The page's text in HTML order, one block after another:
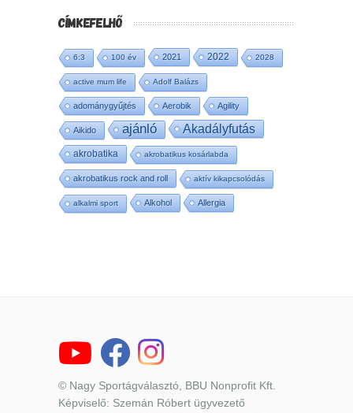
CÍMKEFELHŐ
6:3 100 év 2021 2022 2028
active mum life Adolf Balázs
adománygyűjtés Aerobik Agility
Aikido ajánló Akadályfutás
akrobatika akrobatikus kosárlabda
akrobatikus rock and roll aktív kikapcsolódás
alkalmi sport Alkohol Allergia
© Nagy Sportágválasztó, BBU Nonprofit Kft.
Képviselő: Szemán Róbert ügyvezető